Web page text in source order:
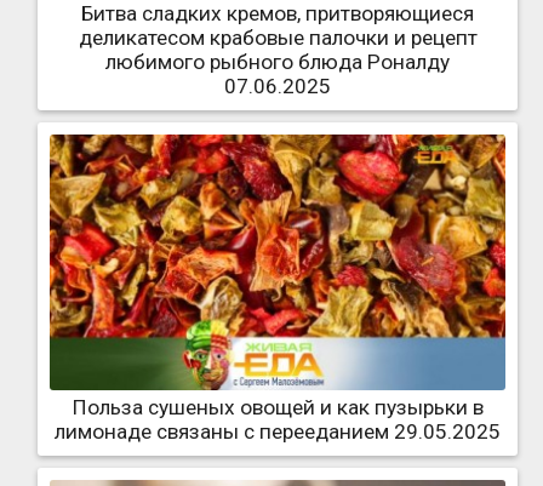
Битва сладких кремов, притворяющиеся
деликатесом крабовые палочки и рецепт
любимого рыбного блюда Роналду
07.06.2025
Польза сушеных овощей и как пузырьки в
лимонаде связаны с перееданием 29.05.2025